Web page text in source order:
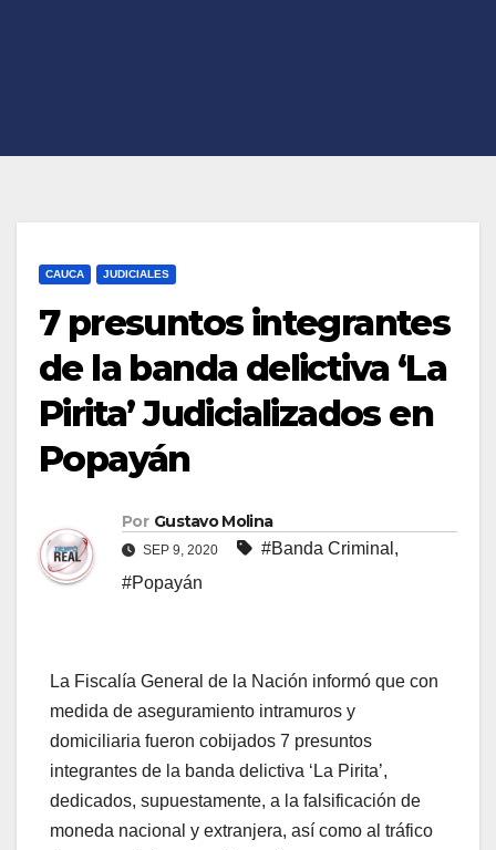
CAUCA JUDICIALES
7 presuntos integrantes
de la banda delictiva ‘La
Pirita’ Judicializados en
Popayán
Por Gustavo Molina
SEP 9, 2020 #Banda Criminal ,
#Popayán
La Fiscalía General de la Nación informó que con
medida de aseguramiento intramuros y
domiciliaria fueron cobijados 7 presuntos
integrantes de la banda delictiva ‘La Pirita’,
dedicados, supuestamente, a la falsificación de
moneda nacional y extranjera, así como al tráfico